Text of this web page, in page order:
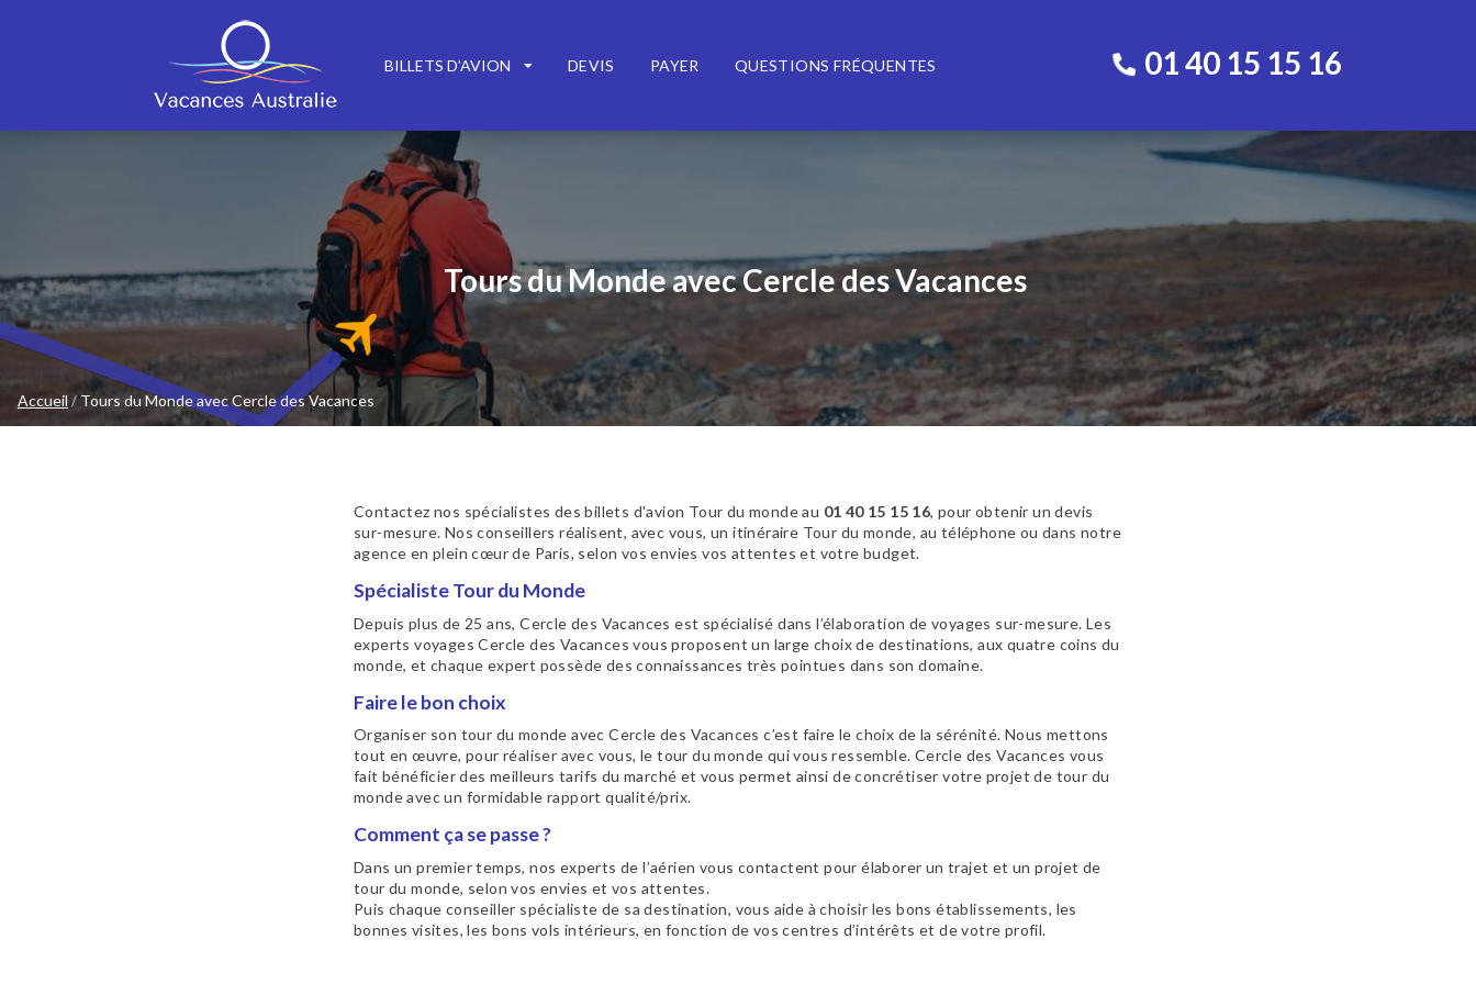
BILLETS D’AVION DEVIS PAYER QUESTIONS FRÉQUENTES 01 40 15 15 16
Accueil / Tours du Monde avec Cercle des Vacances
Tours du Monde avec Cercle des Vacances
Contactez nos spécialistes des billets d'avion Tour du monde au 01 40 15 15 16, pour obtenir un devis
sur-mesure. Nos conseillers réalisent, avec vous, un itinéraire Tour du monde, au téléphone ou dans notre
agence en plein cœur de Paris, selon vos envies vos attentes et votre budget.
Spécialiste Tour du Monde
Depuis plus de 25 ans, Cercle des Vacances est spécialisé dans l’élaboration de voyages sur-mesure. Les
experts voyages Cercle des Vacances vous proposent un large choix de destinations, aux quatre coins du
monde, et chaque expert possède des connaissances très pointues dans son domaine.
Faire le bon choix
Organiser son tour du monde avec Cercle des Vacances c’est faire le choix de la sérénité. Nous mettons
tout en œuvre, pour réaliser avec vous, le tour du monde qui vous ressemble. Cercle des Vacances vous
fait bénéficier des meilleurs tarifs du marché et vous permet ainsi de concrétiser votre projet de tour du
monde avec un formidable rapport qualité/prix.
Comment ça se passe ?
Dans un premier temps, nos experts de l’aérien vous contactent pour élaborer un trajet et un projet de
tour du monde, selon vos envies et vos attentes.
Puis chaque conseiller spécialiste de sa destination, vous aide à choisir les bons établissements, les
bonnes visites, les bons vols intérieurs, en fonction de vos centres d’intérêts et de votre profil.